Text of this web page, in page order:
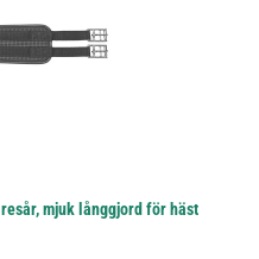
mjuk långgjord för häst